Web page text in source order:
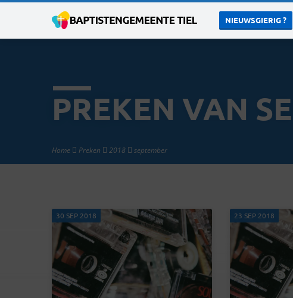
NIEUWSGIERIG ?
PREKEN VAN
Home Preken 2018 september
PREKEN
VAN
30 SEP 2018 23 SEP 2018